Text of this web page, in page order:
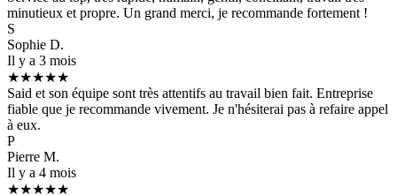
minutieux et propre. Un grand merci, je recommande fortement !
S
Sophie D.
Il y a 3 mois
★★★★★
Said et son équipe sont très attentifs au travail bien fait. Entreprise
fiable que je recommande vivement. Je n'hésiterai pas à refaire appel
à eux.
P
Pierre M.
Il y a 4 mois
★★★★★